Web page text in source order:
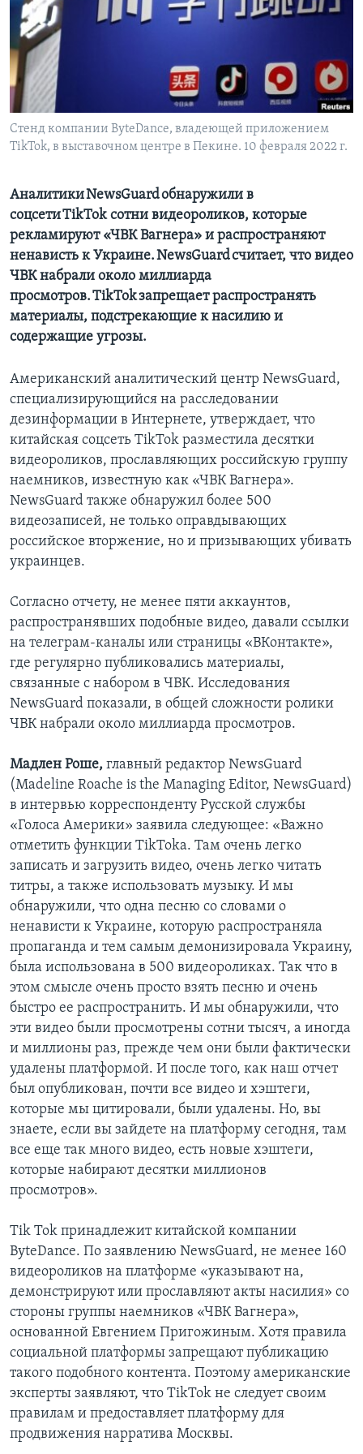
Learning English
СОЦИАЛЬНЫЕ СЕТИ
Языки
Стенд компании ByteDance, владеющей приложением
TikTok, в выставочном центре в Пекине. 10 февраля 2022 г.
Аналитики NewsGuard обнаружили в
соцсети TikTok сотни видеороликов, которые
рекламируют «ЧВК Вагнера» и распространяют
ненависть к Украине. NewsGuard считает, что видео
ЧВК набрали около миллиарда
просмотров. TikTok запрещает распространять
материалы, подстрекающие к насилию и
содержащие угрозы.
Американский аналитический центр NewsGuard,
специализирующийся на расследовании
дезинформации в Интернете, утверждает, что
китайская соцсеть TikTok разместила десятки
видеороликов, прославляющих российскую группу
наемников, известную как «ЧВК Вагнера».
NewsGuard также обнаружил более 500
видеозаписей, не только оправдывающих
российское вторжение, но и призывающих убивать
украинцев.
Согласно отчету, не менее пяти аккаунтов,
распространявших подобные видео, давали ссылки
на телеграм-каналы или страницы «ВКонтакте»,
где регулярно публиковались материалы,
связанные с набором в ЧВК. Исследования
NewsGuard показали, в общей сложности ролики
ЧВК набрали около миллиарда просмотров.
Мадлен Роше, главный редактор NewsGuard
(Madeline Roache is the Managing Editor, NewsGuard)
в интервью корреспонденту Русской службы
«Голоса Америки» заявила следующее: «Важно
отметить функции TikTokа. Там очень легко
записать и загрузить видео, очень легко читать
титры, а также использовать музыку. И мы
обнаружили, что одна песню со словами о
ненависти к Украине, которую распространяла
пропаганда и тем самым демонизировала Украину,
была использована в 500 видеороликах. Так что в
этом смысле очень просто взять песню и очень
быстро ее распространить. И мы обнаружили, что
эти видео были просмотрены сотни тысяч, а иногда
и миллионы раз, прежде чем они были фактически
удалены платформой. И после того, как наш отчет
был опубликован, почти все видео и хэштеги,
которые мы цитировали, были удалены. Но, вы
знаете, если вы зайдете на платформу сегодня, там
все еще так много видео, есть новые хэштеги,
которые набирают десятки миллионов
просмотров».
Tik Tok принадлежит китайской компании
ByteDance. По заявлению NewsGuard, не менее 160
видеороликов на платформе «указывают на,
демонстрируют или прославляют акты насилия» со
стороны группы наемников «ЧВК Вагнера»,
основанной Евгением Пригожиным. Хотя правила
социальной платформы запрещают публикацию
такого подобного контента. Поэтому американские
эксперты заявляют, что TikTok не следует своим
правилам и предоставляет платформу для
продвижения нарратива Москвы.